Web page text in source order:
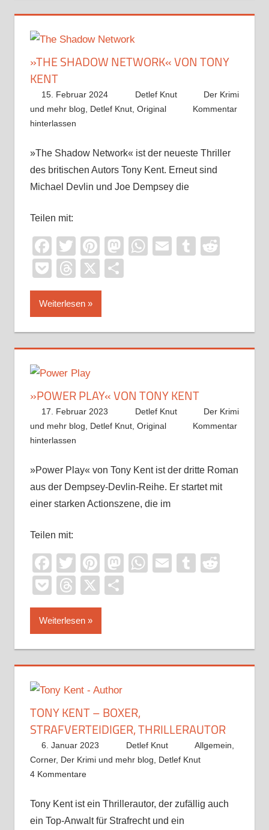
»THE SHADOW NETWORK« VON TONY
KENT
15. Februar 2024 Detlef Knut
Der Krimi
und mehr blog
Detlef Knut, Original
Kommentar
hinterlassen
»The Shadow Network« ist der neueste Thriller
des britischen Autors Tony Kent. Erneut sind
Michael Devlin und Joe Dempsey die
Teilen mit:
Facebook
TwitterPinterest
Mastodon
WhatsApp
EmailTumblr
PocketThreads
X
Weiterlesen
»POWER PLAY« VON TONY KENT
17. Februar 2023 Detlef Knut
Der Krimi
und mehr blog
Detlef Knut, Original
Kommentar
hinterlassen
»Power Play« von Tony Kent ist der dritte Roman
aus der Dempsey-Devlin-Reihe. Er startet mit
einer starken Actionszene, die im
Teilen mit:
Facebook
TwitterPinterest
Mastodon
WhatsApp
EmailTumblr
PocketThreads
X
Weiterlesen
TONY KENT – BOXER,
STRAFVERTEIDIGER, THRILLERAUTOR
6. Januar 2023 Detlef Knut Allgemein
Corner, Der Krimi und mehr blog
Detlef Knut
4 Kommentare
Tony Kent ist ein Thrillerautor, der zufällig auch
ein Top-Anwalt für Strafrecht und ein